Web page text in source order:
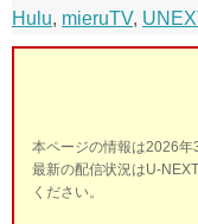
Hulu, mieruTV,
本ページの情報は2026年
最新の配信状況はU-
ください。